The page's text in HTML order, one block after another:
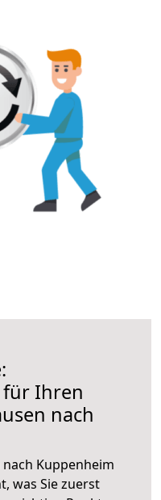
für Ihren
nach
Kuppenheim
was Sie zuerst